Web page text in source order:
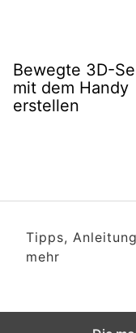
Bewegte 3D-
mit dem Handy
erstellen
Tipps,
mehr